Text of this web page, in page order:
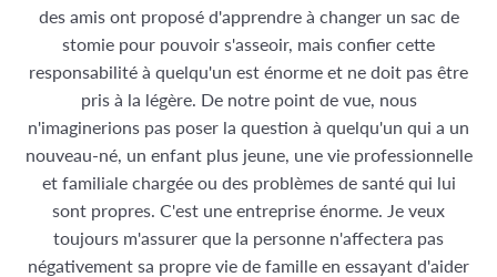
des amis ont proposé d'apprendre à changer un sac de
stomie pour pouvoir s'asseoir, mais confier cette
responsabilité à quelqu'un est énorme et ne doit pas être
pris à la légère. De notre point de vue, nous
n'imaginerions pas poser la question à quelqu'un qui a un
nouveau-né, un enfant plus jeune, une vie professionnelle
et familiale chargée ou des problèmes de santé qui lui
sont propres. C'est une entreprise énorme. Je veux
toujours m'assurer que la personne n'affectera pas
négativement sa propre vie de famille en essayant d'aider